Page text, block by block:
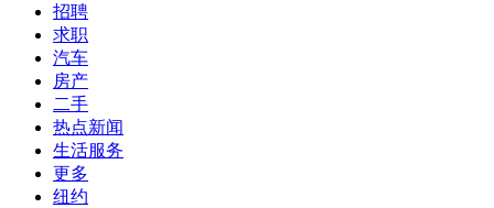
招聘
求职
汽车
房产
二手
热点新闻
生活服务
更多
纽约